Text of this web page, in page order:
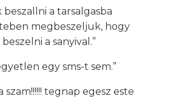
beszallni a tarsalgasba
megbeszeljuk, hogy
a sanyival.”
egy sms-t sem.”
szam!!!!!! tegnap egesz este